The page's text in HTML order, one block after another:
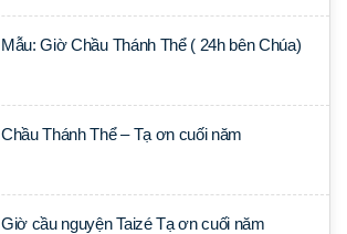
Mẫu: Giờ Chầu Thánh Thể ( 24h bên Chúa)
Chầu Thánh Thể – Tạ ơn cuối năm
Giờ cầu nguyện Taizé Tạ ơn cuối năm